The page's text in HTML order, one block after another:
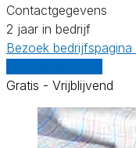
Contactgegevens
2 jaar in bedrijf
Bezoek bedrijfspagina
Gratis - Vrijblijvend